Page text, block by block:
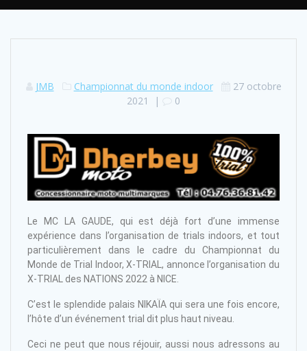
JMB Championnat du monde indoor
27 octobre
2021
| 0
Le MC LA GAUDE, qui est déjà fort d’une immense
expérience dans l’organisation de trials indoors, et tout
particulièrement dans le cadre du Championnat du
Monde de Trial Indoor, X-TRIAL, annonce l’organisation du
X-TRIAL des NATIONS 2022 à NICE.
C’est le splendide palais NIKAÏA qui sera une fois encore,
l’hôte d’un événement trial dit plus haut niveau.
Ceci ne peut que nous réjouir, aussi nous adressons au